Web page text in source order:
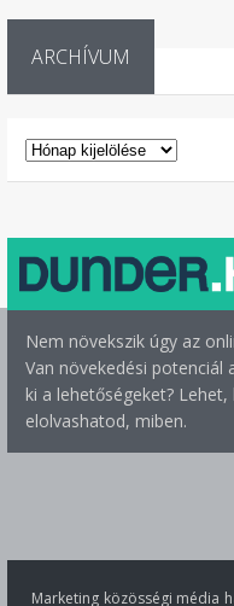
ARCHÍVUM
ARCHÍVUM
Nem növekszik úgy az
Van növekedési potenciál
ki a lehetőségeket?
elolvashatod, miben.
Marketing közösségi média